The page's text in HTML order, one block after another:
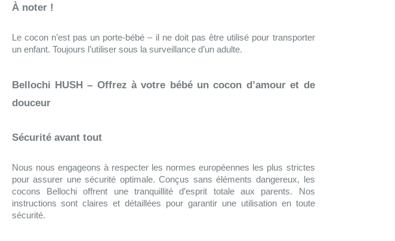
À noter !
Le cocon n’est pas un porte-bébé – il ne doit pas être utilisé pour transporter
un enfant. Toujours l’utiliser sous la surveillance d’un adulte.
Bellochi HUSH – Offrez à votre bébé un cocon d’amour et de
douceur
Sécurité avant tout
Nous nous engageons à respecter les normes européennes les plus strictes
pour assurer une sécurité optimale. Conçus sans éléments dangereux, les
cocons Bellochi offrent une tranquillité d’esprit totale aux parents. Nos
instructions sont claires et détaillées pour garantir une utilisation en toute
sécurité.